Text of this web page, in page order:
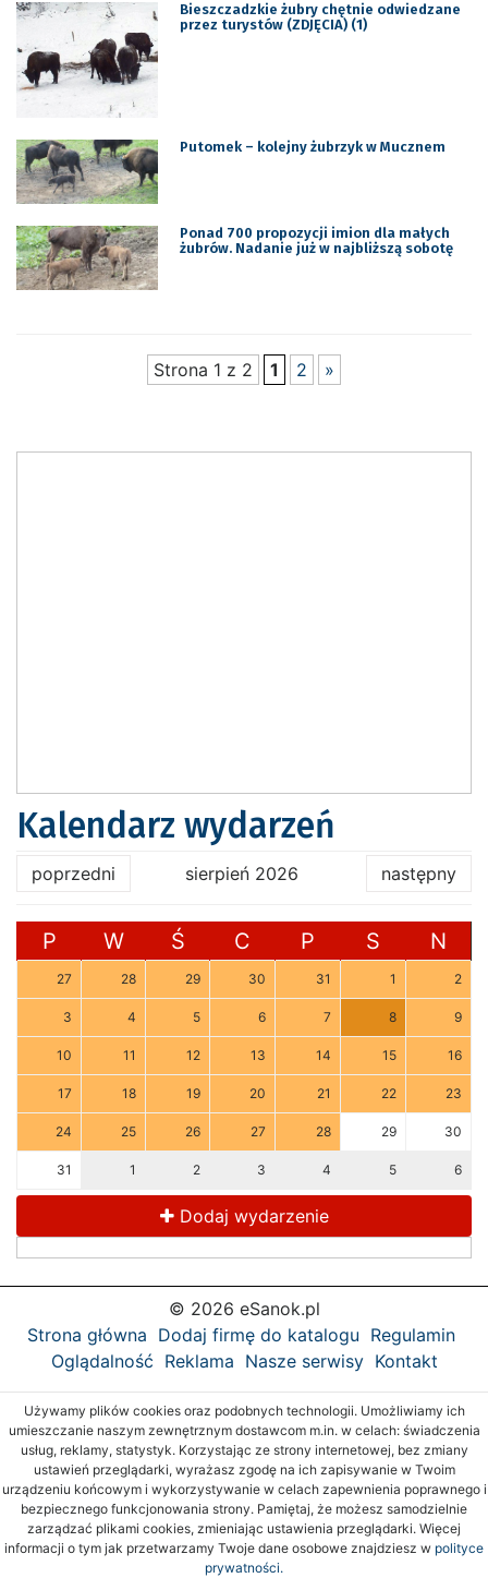
Bieszczadzkie żubry chętnie odwiedzane
przez turystów (ZDJĘCIA) (1)
Putomek – kolejny żubrzyk w Mucznem
Ponad 700 propozycji imion dla małych
żubrów. Nadanie już w najbliższą sobotę
Strona 1 z 2 1 2 »
Kalendarz wydarzeń
poprzedni sierpień 2026 następny
P W Ś C P S N
27 28 29 30 31 1 2
3 4 5 6 7 8 9
10 11 12 13 14 15 16
17 18 19 20 21 22 23
24 25 26 27 28 29 30
31 1 2 3 4 5 6
Dodaj wydarzenie
© 2026 eSanok.pl
Strona główna Dodaj firmę do katalogu Regulamin
Oglądalność Reklama Nasze serwisy Kontakt
Używamy plików cookies oraz podobnych technologii. Umożliwiamy ich
umieszczanie naszym zewnętrznym dostawcom m.in. w celach: świadczenia
usług, reklamy, statystyk. Korzystając ze strony internetowej, bez zmiany
ustawień przeglądarki, wyrażasz zgodę na ich zapisywanie w Twoim
urządzeniu końcowym i wykorzystywanie w celach zapewnienia poprawnego i
bezpiecznego funkcjonowania strony. Pamiętaj, że możesz samodzielnie
zarządzać plikami cookies, zmieniając ustawienia przeglądarki. Więcej
informacji o tym jak przetwarzamy Twoje dane osobowe znajdziesz w polityce
prywatności.